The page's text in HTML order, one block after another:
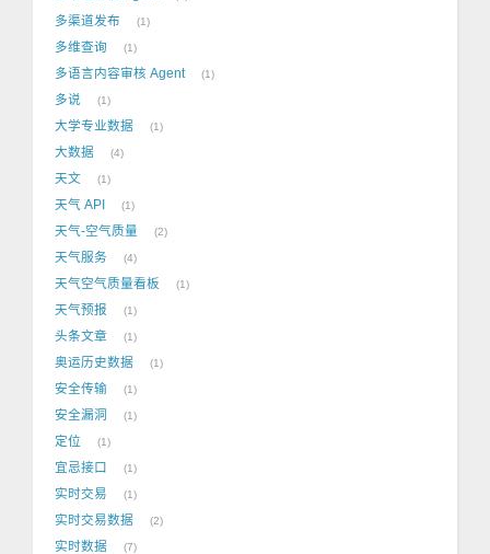
多渠道发布 1
多维查询 1
多语言内容审核 Agent 1
多说 1
大学专业数据 1
大数据 4
天文 1
天气 API 1
天气-空气质量 2
天气服务 4
天气空气质量看板 1
天气预报 1
头条文章 1
奥运历史数据 1
安全传输 1
安全漏洞 1
定位 1
宜忌接口 1
实时交易 1
实时交易数据 2
实时数据 7